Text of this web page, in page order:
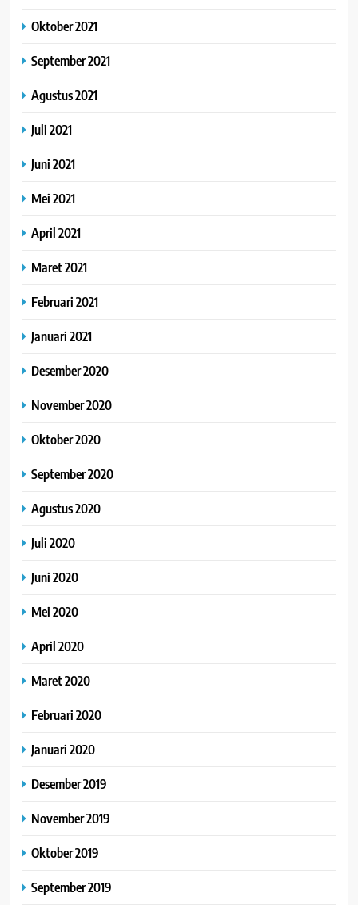
Oktober 2021
September 2021
Agustus 2021
Juli 2021
Juni 2021
Mei 2021
April 2021
Maret 2021
Februari 2021
Januari 2021
Desember 2020
November 2020
Oktober 2020
September 2020
Agustus 2020
Juli 2020
Juni 2020
Mei 2020
April 2020
Maret 2020
Februari 2020
Januari 2020
Desember 2019
November 2019
Oktober 2019
September 2019